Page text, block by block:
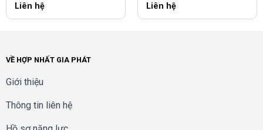
Liên hệ Liên hệ
VỀ HỢP NHẤT GIA PHÁT
Giới thiệu
Thông tin liên hệ